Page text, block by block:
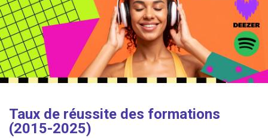
Taux de réussite des formations
(2015-2025)